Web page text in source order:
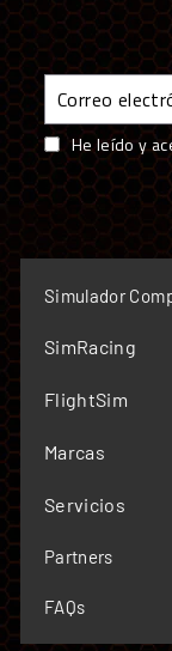
¿Qué incluye
¿Es difícil de
¿De qué
COMPRAR
ES
Europa
showroom
Correo
electrónico
He leído y
Simulador
SimRacing
Expandir
menú
FlightSim
Expandir
menú
Marcas
Expandir
menú
Servicios
Expandir
menú
Partners
FAQs